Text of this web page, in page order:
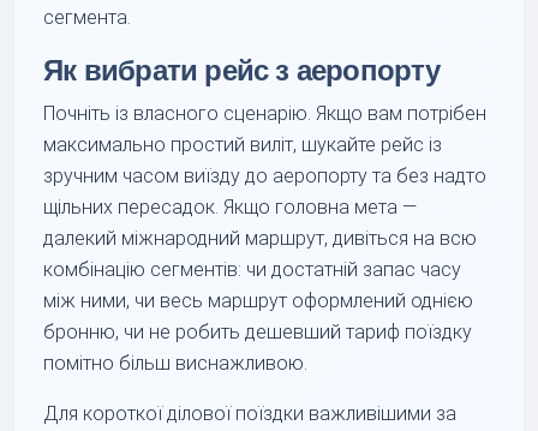
сегмента.
Як вибрати рейс з аеропорту
Почніть із власного сценарію. Якщо вам потрібен
максимально простий виліт, шукайте рейс із
зручним часом виїзду до аеропорту та без надто
щільних пересадок. Якщо головна мета —
далекий міжнародний маршрут, дивіться на всю
комбінацію сегментів: чи достатній запас часу
між ними, чи весь маршрут оформлений однією
бронню, чи не робить дешевший тариф поїздку
помітно більш виснажливою.
Для короткої ділової поїздки важливішими за